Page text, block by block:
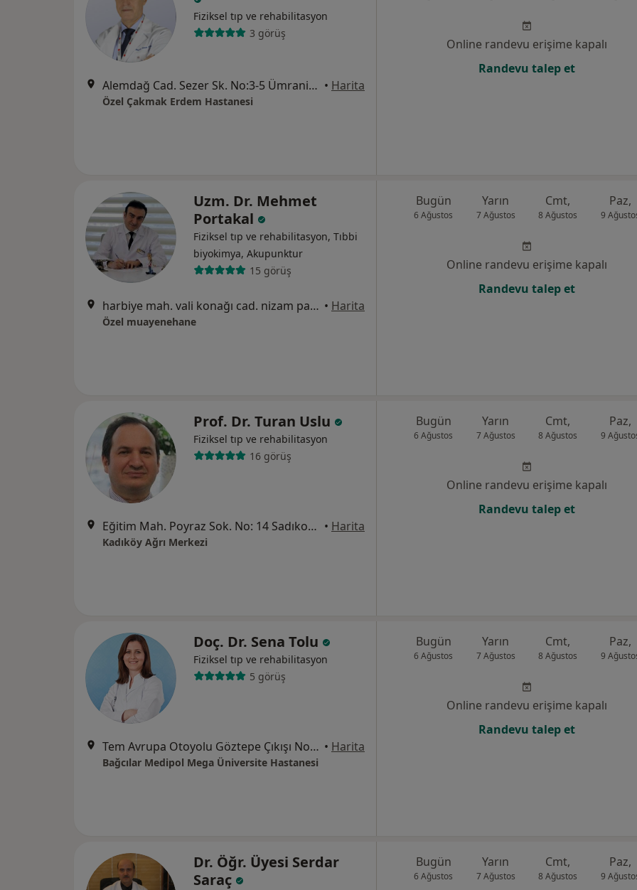
Fiziksel tıp ve rehabilitasyon
3 görüş
Alemdağ Cad. Sezer Sk. No:3-5 Ümraniye - İstanbul, Ümraniye • Harita
Özel Çakmak Erdem Hastanesi
Online randevu erişime kapalı
Randevu talep et
Uzm. Dr. Mehmet
Portakal
Fiziksel tıp ve rehabilitasyon, Tıbbi
biyokimya, Akupunktur
15 görüş
harbiye mah. vali konağı cad. nizam palas ap. no:30/3 kat/3, İstanbul • Harita
Özel muayenehane
Bugün
6 Ağustos
Yarın
7 Ağustos
Cmt,
8 Ağustos
Paz,
9
Online randevu erişime kapalı
Randevu talep et
Prof. Dr. Turan Uslu
Fiziksel tıp ve rehabilitasyon
16 görüş
Eğitim Mah. Poyraz Sok. No: 14 Sadıkoğlu 4 İş Merkezi D:Kat: 3/39, Hasanpaşa, Kadıköy/İstanbul, İstanbul • Harita
Kadıköy Ağrı Merkezi
Bugün
6 Ağustos
Yarın
7 Ağustos
Cmt,
8 Ağustos
Paz,
9
Online randevu erişime kapalı
Randevu talep et
Doç. Dr. Sena Tolu
Fiziksel tıp ve rehabilitasyon
5 görüş
Tem Avrupa Otoyolu Göztepe Çıkışı No: 1Bağcılar, İstanbul • Harita
Bağcılar Medipol Mega Üniversite Hastanesi
Bugün
6 Ağustos
Yarın
7 Ağustos
Cmt,
8 Ağustos
Paz,
9
Online randevu erişime kapalı
Randevu talep et
Dr. Öğr. Üyesi Serdar
Saraç
Bugün
6 Ağustos
Yarın
7 Ağustos
Cmt,
8 Ağustos
Paz,
9